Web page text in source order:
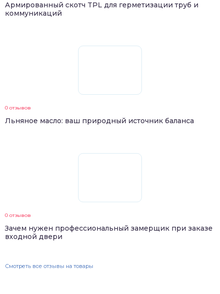
Армированный скотч TPL для герметизации труб и
коммуникаций
0 отзывов
Льняное масло: ваш природный источник баланса
0 отзывов
Зачем нужен профессиональный замерщик при заказе
входной двери
Смотреть все отзывы на товары